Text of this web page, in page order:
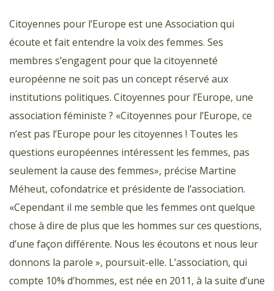
Citoyennes pour l’Europe est une Association qui
écoute et fait entendre la voix des femmes. Ses
membres s’engagent pour que la citoyenneté
européenne ne soit pas un concept réservé aux
institutions politiques. Citoyennes pour l’Europe, une
association féministe ? «Citoyennes pour l’Europe, ce
n’est pas l’Europe pour les citoyennes ! Toutes les
questions européennes intéressent les femmes, pas
seulement la cause des femmes», précise Martine
Méheut, cofondatrice et présidente de l’association.
«Cependant il me semble que les femmes ont quelque
chose à dire de plus que les hommes sur ces questions,
d’une façon différente. Nous les écoutons et nous leur
donnons la parole », poursuit-elle. L’association, qui
compte 10% d’hommes, est née en 2011, à la suite d’une